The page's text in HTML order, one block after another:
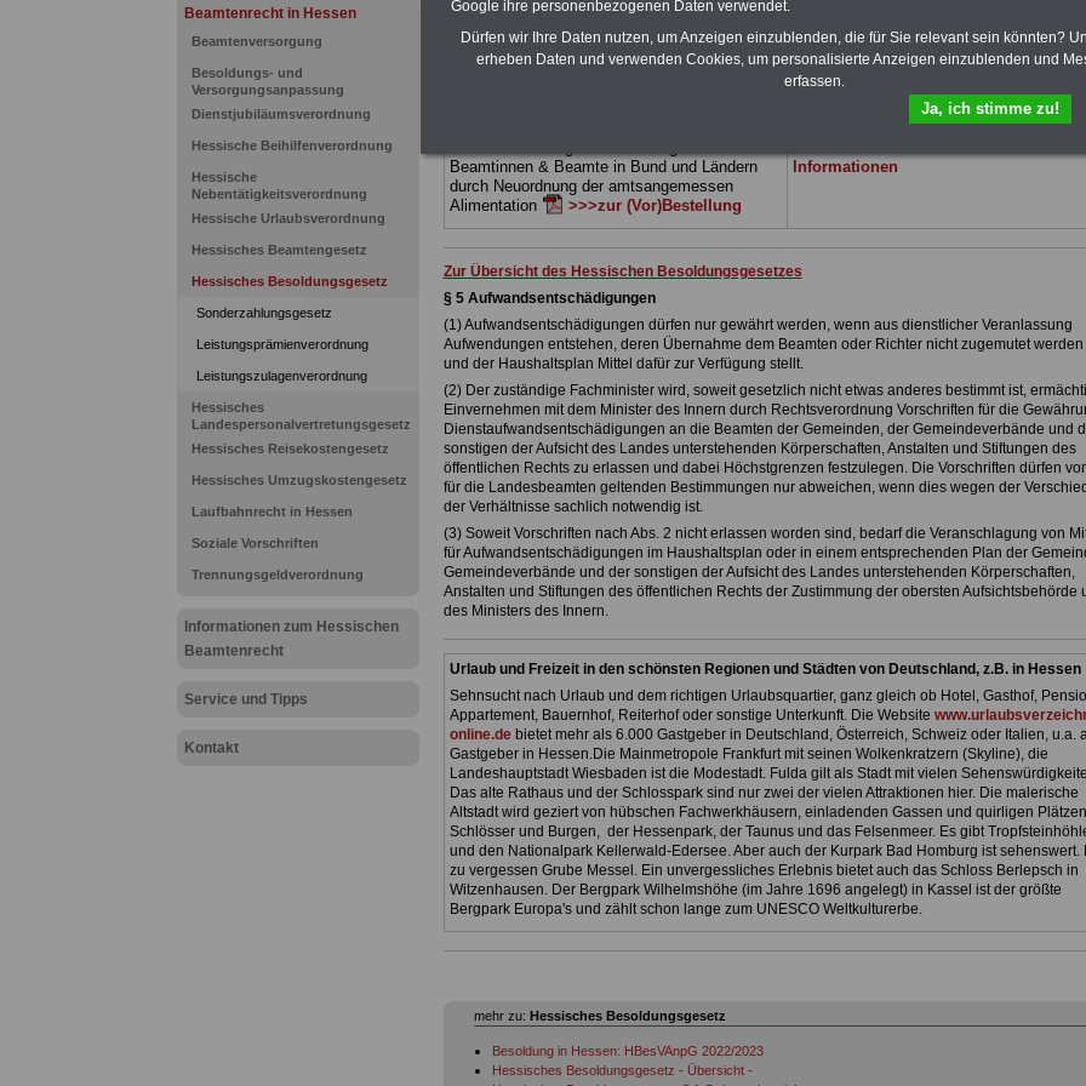
Beamtenrecht in Hessen
Beamtenversorgung
Besoldungs- und
Versorgungsanpassung
Dienstjubiläumsverordnung
Hessische Beihilfenverordnung
Hessische
Nebentätigkeitsverordnung
Hessische Urlaubsverordnung
Hessisches Beamtengesetz
Hessisches Besoldungsgesetz
Sonderzahlungsgesetz
Leistungsprämienverordnung
Leistungszulagenverordnung
Hessisches
Landespersonalvertretungsgesetz
Hessisches Reisekostengesetz
Hessisches Umzugskostengesetz
Laufbahnrecht in Hessen
Soziale Vorschriften
Trennungsgeldverordnung
Informationen zum Hessischen
Beamtenrecht
Service und Tipps
Kontakt
Ländern. Alle drei Ratgeber sind übersichtlich
Sachverhalte verständlich (auch für
Mitarbeiterinnen und Mitarbeiterdes Landes
Beamtinnen & Beamte in Bund und Ländern
durch Neuordnung der amtsangemessen
Alimentation
>>>zur (Vor)Bestellung
behandeln Beamtenrecht, Besoldung,
Beamtenversorgung, Rund ums Geld,
Nebentätigkeitsrecht, Frauen im öffentl.
und Berufseinstieg im öffentlichen Dienst.
Man kann die eBooks herunterladen,
Informationen
Zur Übersicht des Hessischen Besoldungsgesetzes
§ 5 Aufwandsentschädigungen
(1) Aufwandsentschädigungen dürfen nur gewährt werden, wenn aus dienstlicher Veranlassung
Aufwendungen entstehen, deren Übernahme dem Beamten oder Richter nicht zugemutet werden
und der Haushaltsplan Mittel dafür zur Verfügung stellt.
(2) Der zuständige Fachminister wird, soweit gesetzlich nicht etwas anderes bestimmt ist,
Einvernehmen mit dem Minister des Innern durch Rechtsverordnung Vorschriften für die
Dienstaufwandsentschädigungen an die Beamten der Gemeinden, der Gemeindeverbände und
sonstigen der Aufsicht des Landes unterstehenden Körperschaften, Anstalten und Stiftungen des
öffentlichen Rechts zu erlassen und dabei Höchstgrenzen festzulegen. Die Vorschriften dürfen
für die Landesbeamten geltenden Bestimmungen nur abweichen, wenn dies wegen der
der Verhältnisse sachlich notwendig ist.
(3) Soweit Vorschriften nach Abs. 2 nicht erlassen worden sind, bedarf die Veranschlagung von
für Aufwandsentschädigungen im Haushaltsplan oder in einem entsprechenden Plan der
Gemeindeverbände und der sonstigen der Aufsicht des Landes unterstehenden Körperschaften,
Anstalten und Stiftungen des öffentlichen Rechts der Zustimmung der obersten Aufsichtsbehörde
des Ministers des Innern.
Urlaub und Freizeit in den schönsten Regionen und Städten von Deutschland, z.B. in Hessen
Sehnsucht nach Urlaub und dem richtigen Urlaubsquartier, ganz gleich ob Hotel, Gasthof,
Appartement, Bauernhof, Reiterhof oder sonstige Unterkunft. Die Website
online.debietet mehr als 6.000 Gastgeber in Deutschland, Österreich, Schweiz oder Italien, u.a.
Gastgeber in Hessen.Die Mainmetropole Frankfurt mit seinen Wolkenkratzern (Skyline), die
Landeshauptstadt Wiesbaden ist die Modestadt. Fulda gilt als Stadt mit vielen
Das alte Rathaus und der Schlosspark sind nur zwei der vielen Attraktionen hier. Die malerische
Altstadt wird geziert von hübschen Fachwerkhäusern, einladenden Gassen und quirligen
Schlösser und Burgen, der Hessenpark, der Taunus und das Felsenmeer. Es gibt
und den Nationalpark Kellerwald-Edersee. Aber auch der Kurpark Bad Homburg ist sehenswert.
zu vergessen Grube Messel. Ein unvergessliches Erlebnis bietet auch das Schloss Berlepsch in
Witzenhausen. Der Bergpark Wilhelmshöhe (im Jahre 1696 angelegt) in Kassel ist der größte
Bergpark Europa's und zählt schon lange zum UNESCO Weltkulturerbe.
mehr zu: Hessisches Besoldungsgesetz
Besoldung in Hessen: HBesVAnpG 2022/2023
Hessisches Besoldungsgesetz - Übersicht -
Google ihre personenbezogenen Daten verwendet.
Dürfen wir Ihre Daten nutzen, um Anzeigen einzublenden, die für Sie relevant sein könnten?
erheben Daten und verwenden Cookies, um personalisierte Anzeigen einzublenden und
erfassen.
Ja, ich stimme zu!